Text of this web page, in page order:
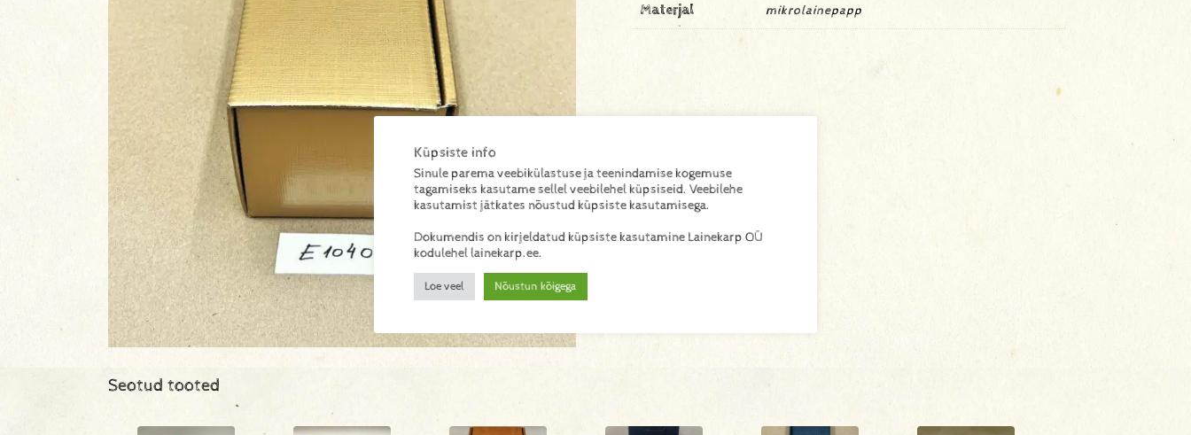
Materjal mikrolainepapp
Seotud tooted
Küpsiste info
Sinule parema veebikülastuse ja teenindamise kogemuse
tagamiseks kasutame sellel veebilehel küpsiseid. Veebilehe
kasutamist jätkates nõustud küpsiste kasutamisega.
Dokumendis on kirjeldatud küpsiste kasutamine Lainekarp OÜ
kodulehel lainekarp.ee.
Loe veel Nõustun kõigega